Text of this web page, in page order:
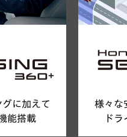
に加えて
能搭載
様々な
ド